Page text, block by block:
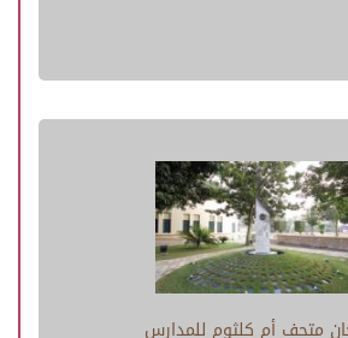
متحف أم كلثوم للمدارس